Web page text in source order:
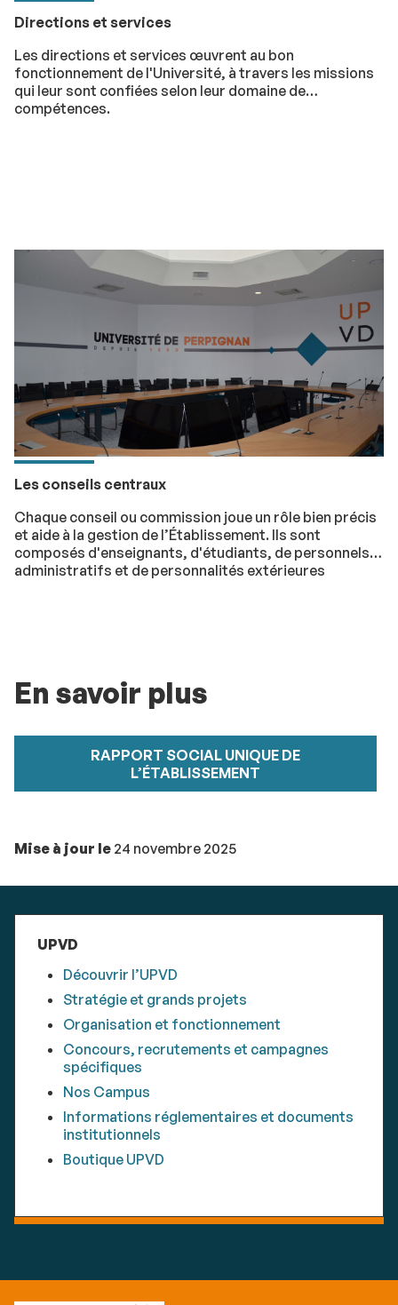
Directions et services
Les directions et services œuvrent au bon
fonctionnement de l'Université, à travers les missions
qui leur sont confiées selon leur domaine de
compétences.
Les conseils centraux
Chaque conseil ou commission joue un rôle bien précis
et aide à la gestion de l’Établissement. Ils sont
composés d'enseignants, d'étudiants, de personnels
administratifs et de personnalités extérieures
En savoir plus
RAPPORT SOCIAL UNIQUE DE
L’ÉTABLISSEMENT
Mise à jour le 24 novembre 2025
UPVD
Découvrir l’UPVD
Stratégie et grands projets
Organisation et fonctionnement
Concours, recrutements et campagnes
spécifiques
Nos Campus
Informations réglementaires et documents
institutionnels
Boutique UPVD